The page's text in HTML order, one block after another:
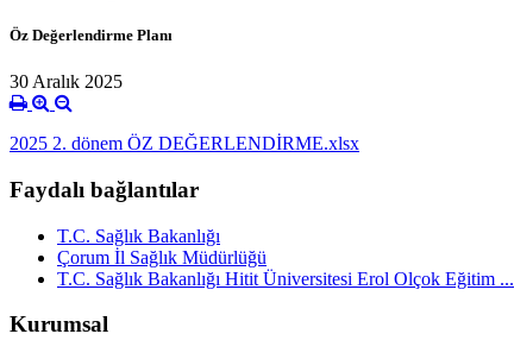
Öz Değerlendirme Planı
30 Aralık 2025
2025 2. dönem ÖZ DEĞERLENDİRME.xlsx
Faydalı bağlantılar
T.C. Sağlık Bakanlığı
Çorum İl Sağlık Müdürlüğü
T.C. Sağlık Bakanlığı Hitit Üniversitesi Erol Olçok Eğitim ...
Kurumsal